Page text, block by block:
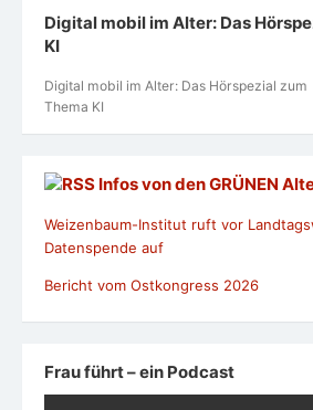
Digital mobil im Alter: Das
KI
Digital mobil im Alter: Das Hörspezial zum
Thema KI
Infos von den GRÜNEN
Weizenbaum-Institut ruft vor
Datenspende auf
Bericht vom Ostkongress 2026
Frau führt – ein Podcast